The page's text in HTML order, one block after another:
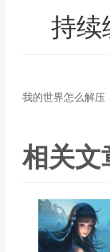
持续
我的世界怎么解压
相关文